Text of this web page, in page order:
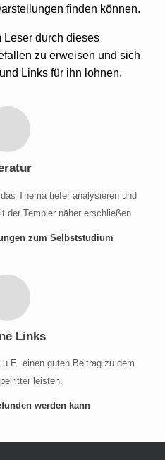
finden können.
Leser durch dieses
zu erweisen und sich
Links für ihn lohnen.
Thema tiefer analysieren und
der Templer näher erschließen
zum Selbststudium
Links
einen guten Beitrag zu dem
leisten.
werden kann